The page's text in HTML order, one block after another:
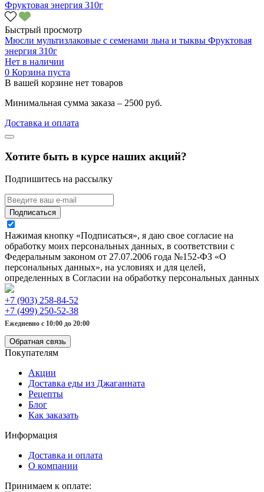
Быстрый просмотр
Мюсли мультизлаковые с семенами льна и тыквы Фруктовая
энергия 310г
Нет в наличии
0 Корзина пуста
В вашей корзине нет товаров
Минимальная сумма заказа – 2500 руб.
Доставка и оплата
Хотите быть в курсе наших акций?
Подпишитесь на рассылку
Подписаться
Нажимая кнопку «Подписаться», я даю свое согласие на
обработку моих персональных данных, в соответствии с
Федеральным законом от 27.07.2006 года №152-ФЗ «О
персональных данных», на условиях и для целей,
определенных в Согласии на обработку персональных данных
+7 (903) 258-84-52
+7 (499) 250-52-38
Ежедневно с 10:00 до 20:00
Обратная связь
Покупателям
Акции
Доставка еды из Джаганната
Рецепты
Блог
Как заказать
Информация
Доставка и оплата
О компании
Принимаем к оплате: